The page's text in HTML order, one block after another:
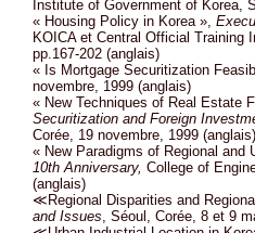
Institute of Government of Korea,
« Housing Policy in Korea »,
KOICA et Central Official Training
pp.167-202 (anglais)
« Is Mortgage Securitization
novembre, 1999 (anglais)
« New Techniques of Real Estate
Securitization and Foreign
Corée, 19 novembre, 1999 (anglais)
« New Paradigms of Regional
10th Anniversary, College of
(anglais)
≪Regional Disparities and
and Issues , Séoul, Corée, 8 et 9